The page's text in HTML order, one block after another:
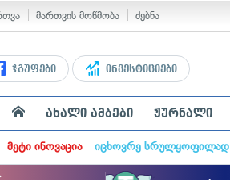
მართვის მოწმობა ძებნა
ჯგუფები ინვესტიციები
ახალი ამბები ჟურნალი
მეტი ინოვაცია იცხოვრე სრულყოფილად